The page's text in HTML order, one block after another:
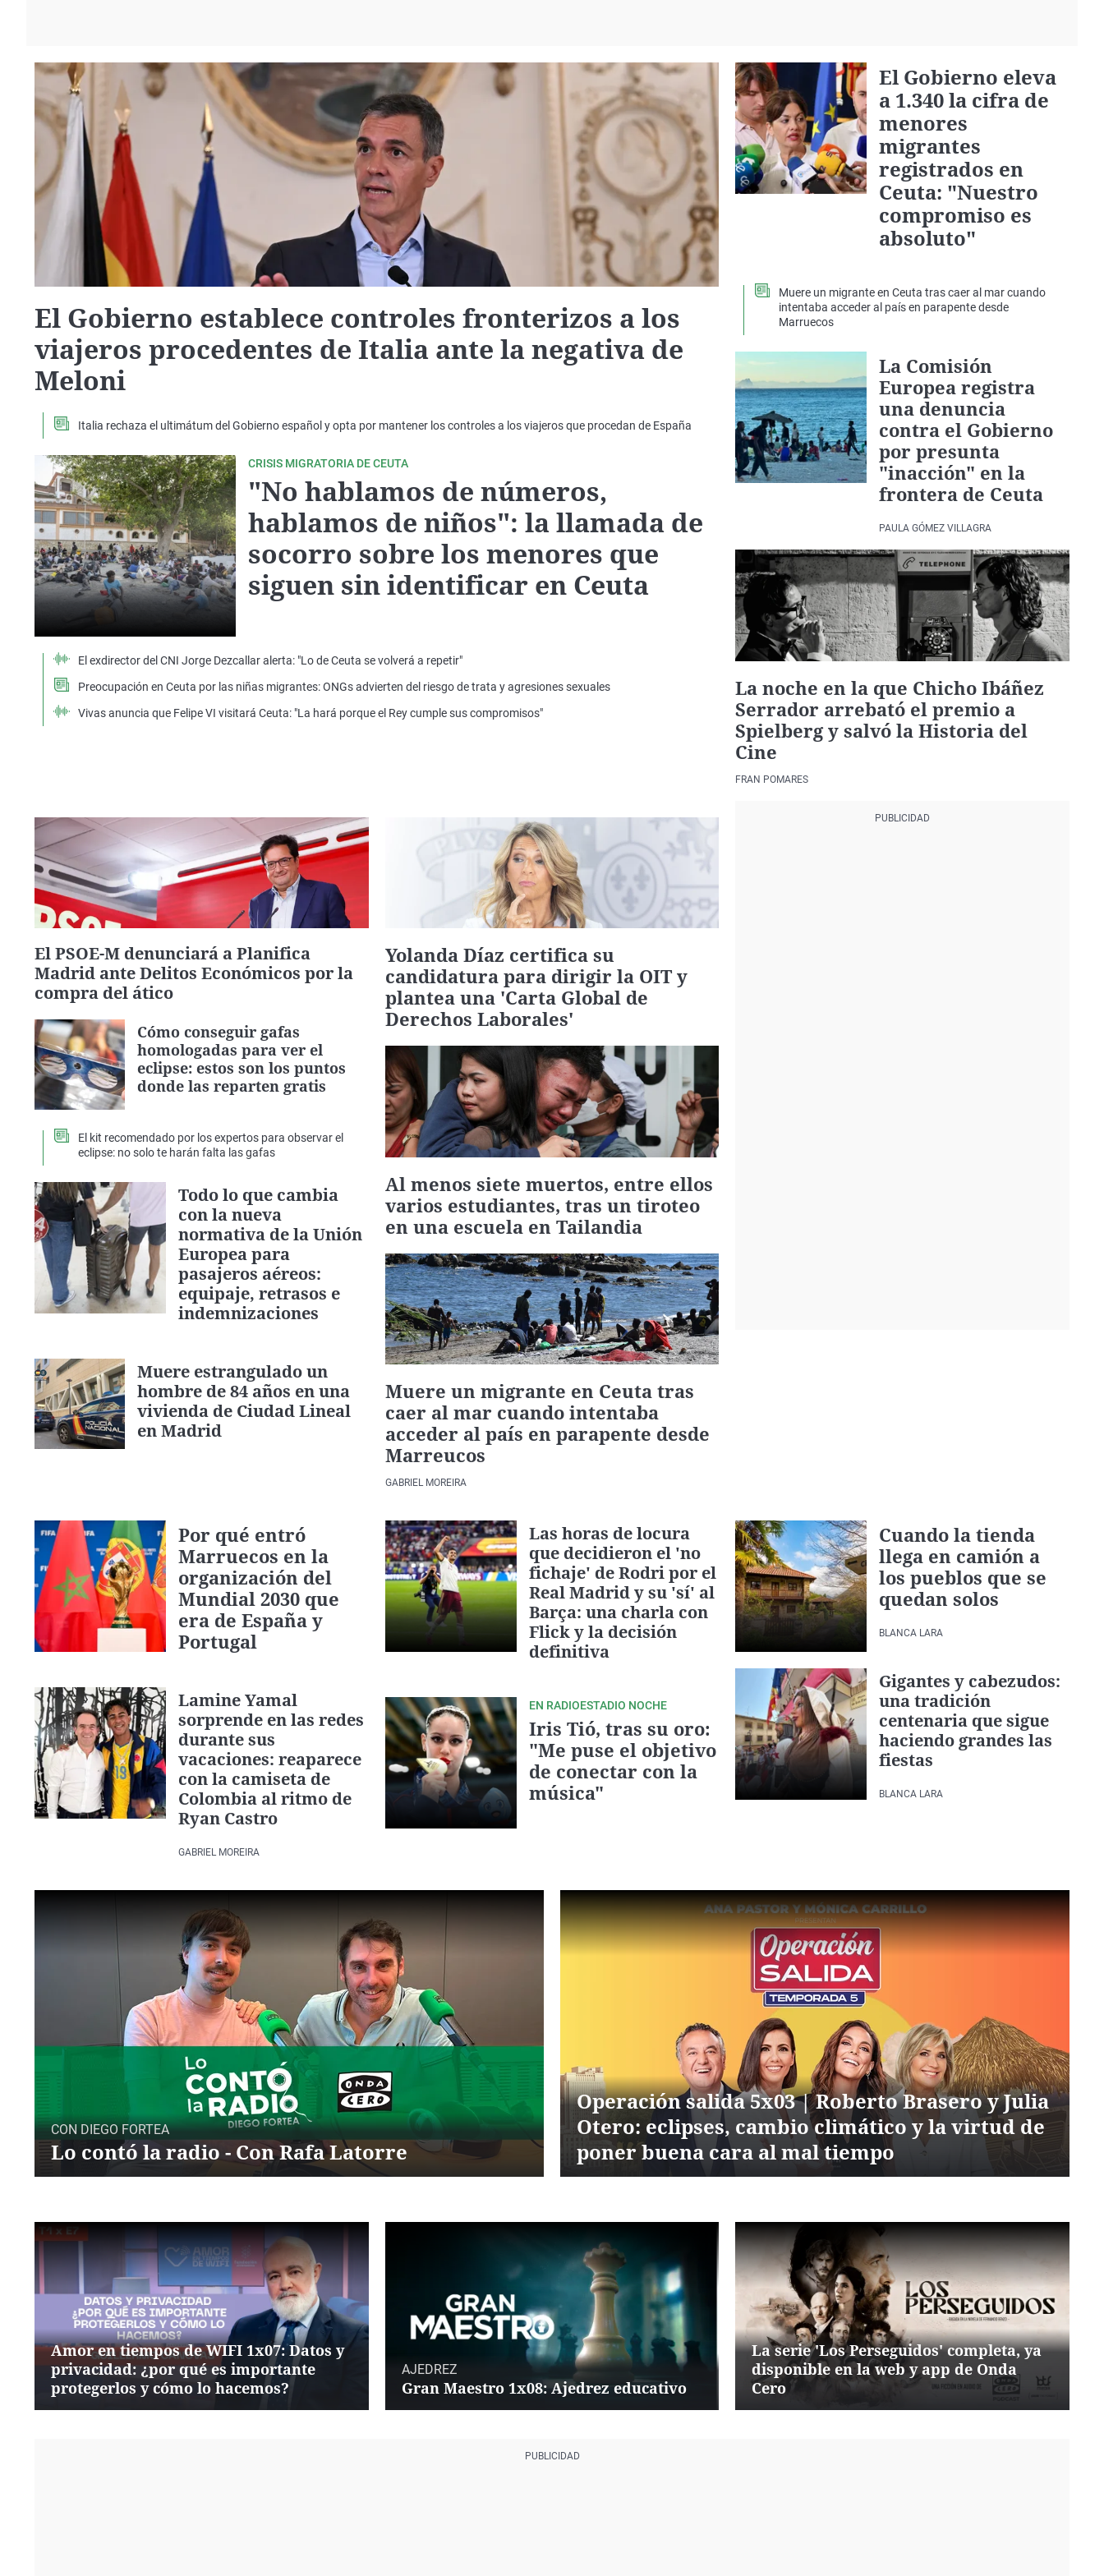
Como el perro y el
gato
Equipo de investigación
Operación Viuda
Negra
La Rioja
Navarra
País Vasco
Elecciones
El Gobierno establece controles fronterizos a los
viajeros procedentes de Italia ante la negativa de
Meloni
Italia rechaza el ultimátum del Gobierno español y opta por mantener los controles a los viajeros que procedan de España
CRISIS MIGRATORIA DE CEUTA
"No hablamos de números,
hablamos de niños": la llamada de
socorro sobre los menores que
siguen sin identificar en Ceuta
El exdirector del CNI Jorge Dezcallar alerta: "Lo de Ceuta se volverá a repetir"
Preocupación en Ceuta por las niñas migrantes: ONGs advierten del riesgo de trata y agresiones sexuales
Vivas anuncia que Felipe VI visitará Ceuta: "La hará porque el Rey cumple sus compromisos"
El Gobierno eleva
a 1.340 la cifra de
menores
migrantes
registrados en
Ceuta: "Nuestro
compromiso es
absoluto"
Muere un migrante en Ceuta tras caer al mar cuando
intentaba acceder al país en parapente desde
Marruecos
La Comisión
Europea registra
una denuncia
contra el Gobierno
por presunta
"inacción" en la
frontera de Ceuta
PAULA GÓMEZ VILLAGRA
La noche en la que Chicho Ibáñez
Serrador arrebató el premio a
Spielberg y salvó la Historia del
Cine
FRAN POMARES
El PSOE-M denunciará a Planifica
Madrid ante Delitos Económicos por la
compra del ático
Cómo conseguir gafas
homologadas para ver el
eclipse: estos son los puntos
donde las reparten gratis
El kit recomendado por los expertos para observar el
eclipse: no solo te harán falta las gafas
Todo lo que cambia
con la nueva
normativa de la Unión
Europea para
pasajeros aéreos:
equipaje, retrasos e
indemnizaciones
Muere estrangulado un
hombre de 84 años en una
vivienda de Ciudad Lineal
en Madrid
Yolanda Díaz certifica su
candidatura para dirigir la OIT y
plantea una 'Carta Global de
Derechos Laborales'
Al menos siete muertos, entre ellos
varios estudiantes, tras un tiroteo
en una escuela en Tailandia
Muere un migrante en Ceuta tras
caer al mar cuando intentaba
acceder al país en parapente desde
Marreucos
GABRIEL MOREIRA
Por qué entró
Marruecos en la
organización del
Mundial 2030 que
era de España y
Portugal
Lamine Yamal
sorprende en las redes
durante sus
vacaciones: reaparece
con la camiseta de
Colombia al ritmo de
Ryan Castro
GABRIEL MOREIRA
Las horas de locura
que decidieron el 'no
fichaje' de Rodri por el
Real Madrid y su 'sí' al
Barça: una charla con
Flick y la decisión
definitiva
EN RADIOESTADIO NOCHE
Iris Tió, tras su oro:
"Me puse el objetivo
de conectar con la
música"
Cuando la tienda
llega en camión a
los pueblos que se
quedan solos
BLANCA LARA
Gigantes y cabezudos:
una tradición
centenaria que sigue
haciendo grandes las
fiestas
BLANCA LARA
CON DIEGO FORTEA
Lo contó la radio - Con Rafa Latorre
Operación salida 5x03 | Roberto Brasero y Julia
Otero: eclipses, cambio climático y la virtud de
poner buena cara al mal tiempo
Amor en tiempos de WIFI 1x07: Datos y
privacidad: ¿por qué es importante
protegerlos y cómo lo hacemos?
AJEDREZ
Gran Maestro 1x08: Ajedrez educativo
La serie 'Los Perseguidos' completa, ya
disponible en la web y app de Onda
Cero